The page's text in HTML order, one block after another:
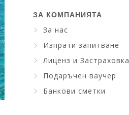
ЗА КОМПАНИЯТА
За нас
Изпрати запитване
Лиценз и Застраховка
Подаръчен ваучер
Банкови сметки